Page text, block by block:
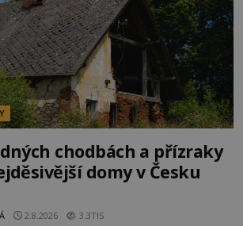
chodbách a přízraky
domy v Česku
2.8.2026 3.3TIS